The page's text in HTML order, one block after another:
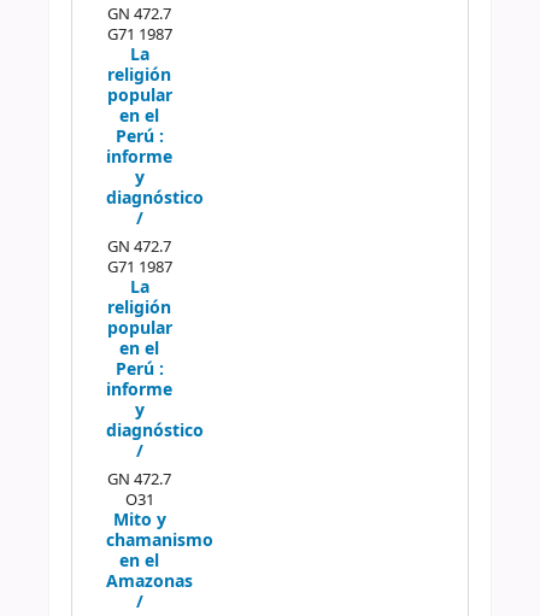
GN 472.7
G71 1987
La
religión
popular
en el
Perú :
informe
y
diagnóstico
/
GN 472.7
G71 1987
La
religión
popular
en el
Perú :
informe
y
diagnóstico
/
GN 472.7
O31
Mito y
chamanismo
en el
Amazonas
/